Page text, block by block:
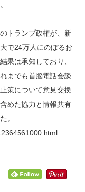
トランプ政権が、新
で24万人にのぼるお
果は承知しており、
までも首脳電話会談
策について意見交換
めた協力と情報共有
。